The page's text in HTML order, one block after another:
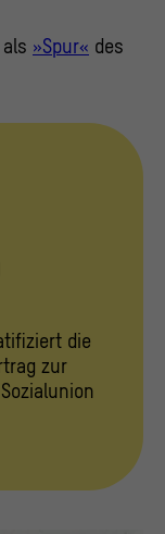
»Spur« des
die
zur